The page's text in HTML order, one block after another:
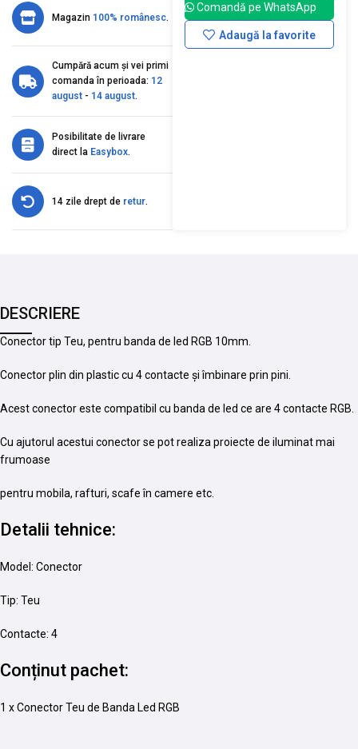
Magazin 100% românesc.
Cumpără acum și vei primi
comanda în perioada: 12
august - 14 august.
Posibilitate de livrare
direct la Easybox.
14 zile drept de retur.
Comandă pe WhatsApp
Adaugă la favorite
DESCRIERE
Conector tip Teu, pentru banda de led RGB 10mm.
Conector plin din plastic cu 4 contacte și îmbinare prin pini.
Acest conector este compatibil cu banda de led ce are 4 contacte RGB.
Cu ajutorul acestui conector se pot realiza proiecte de iluminat mai
frumoase
pentru mobila, rafturi, scafe în camere etc.
Detalii tehnice:
Model: Conector
Tip: Teu
Contacte: 4
Conținut pachet:
1 x Conector Teu de Banda Led RGB